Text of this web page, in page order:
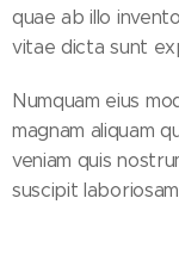
quae ab illo
vitae dicta sunt
Numquam eius
magnam aliquam
veniam quis
suscipit